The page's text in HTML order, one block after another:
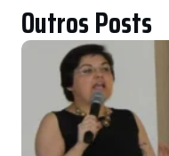
Outros Posts